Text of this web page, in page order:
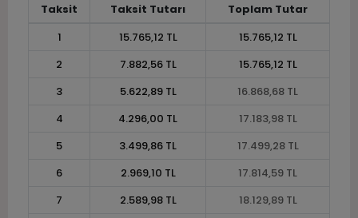
Taksit Taksit Tutarı
Toplam Tutar
1
15.765,12 TL
15.765,12 TL
2
7.882,56 TL
15.765,12 TL
3
5.622,89 TL
16.868,68 TL
4
4.296,00 TL
17.183,98 TL
5
3.499,86 TL
17.499,28 TL
6
2.969,10 TL
17.814,59 TL
7
2.589,98 TL
18.129,89 TL